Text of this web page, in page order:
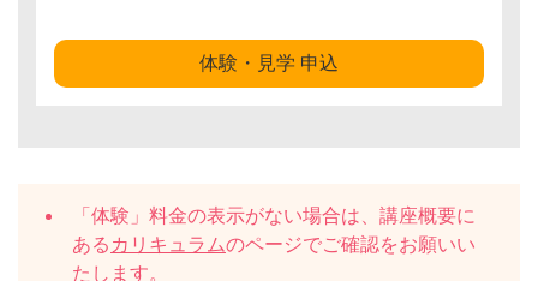
体験・見学 申込
「体験」料金の表示がない場合は、講座概要に
ある カリキュラムのページでご確認をお願いい
たします。